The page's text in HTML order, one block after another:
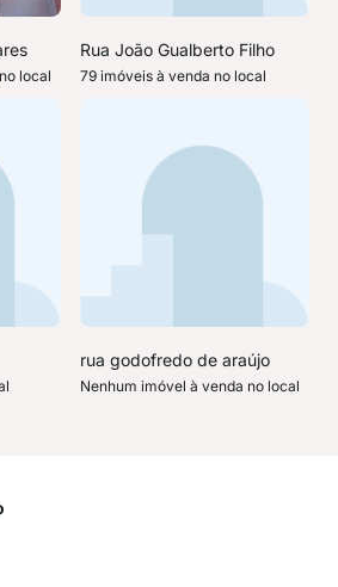
local
Rua João Gualberto Filho
79 imóveis à venda no local
rua godofredo de araújo
Nenhum imóvel à venda no local